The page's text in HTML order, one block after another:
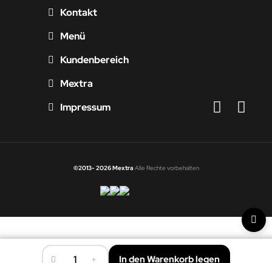
-
In den Warenkorb legen
Kontakt
Menü
Kundenbereich
Mextra
Impressum
©2013- 2026 Mextra Alle Rechte vorbehalten